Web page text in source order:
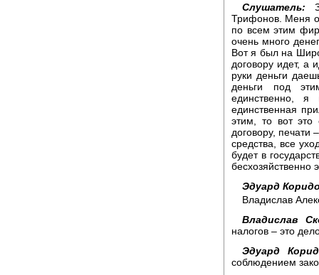
Слушатель:
Трифонов. Меня
по всем этим
очень много
Вот я был на
договору идет, а
руки деньги
деньги под
единственно,
единственная
этим, то вот это
договору, печати
средства, все
будет в
бесхозяйственно
Эдуард
Владислав
Владислав
налогов – это
Эдуард
соблюдением